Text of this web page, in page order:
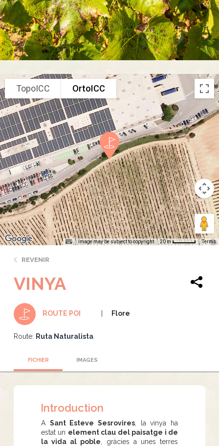
TopoICC OrtoICC
Image may be subject to copyright 20 m Terms
REVENIR
VINYA
ROUTE POI Flore
Route: Ruta Naturalista
FICHIER IMAGES
Introduction
A Sant Esteve Sesrovires , la vinya ha
estat un element clau del paisatge i de
la vida al poble , gràcies a unes terres